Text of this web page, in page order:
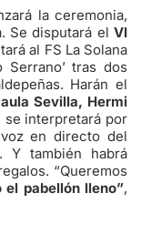
la ceremonia,
Se disputará el VI
al FS La Solana
Serrano’ tras dos
Harán el
Sevilla, Hermi
se interpretará por
en directo del
. Y también habrá
“Queremos
el pabellón lleno”,